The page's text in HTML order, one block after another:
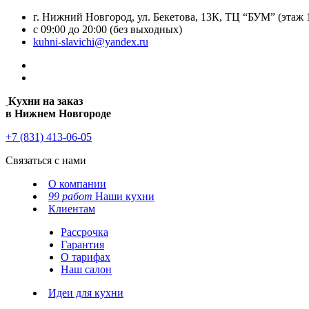
г. Нижний Новгород, ул. Бекетова, 13К, ТЦ “БУМ” (этаж
с 09:00 до 20:00 (без выходных)
kuhni-slavichi@yandex.ru
Кухни на заказ
в Нижнем Новгороде
+7 (831) 413-06-05
Связаться с нами
О компании
99 работ Наши кухни
Клиентам
Рассрочка
Гарантия
О тарифах
Наш салон
Идеи для кухни